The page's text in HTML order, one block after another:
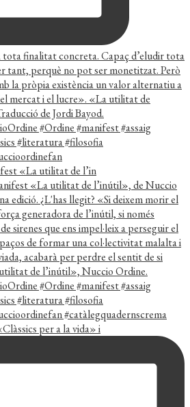
«La utilitat de l’in
per a la vida» i